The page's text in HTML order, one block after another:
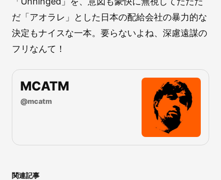
だ「アオラレ」とした日本の配給会社の暴力的な
決定もナイスな一本。要らないよね、深慮遠謀の
フリなんて！
MCATM
@mcatm
関連記事